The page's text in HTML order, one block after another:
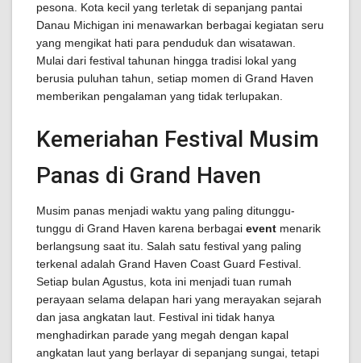
pesona. Kota kecil yang terletak di sepanjang pantai
Danau Michigan ini menawarkan berbagai kegiatan seru
yang mengikat hati para penduduk dan wisatawan.
Mulai dari festival tahunan hingga tradisi lokal yang
berusia puluhan tahun, setiap momen di Grand Haven
memberikan pengalaman yang tidak terlupakan.
Kemeriahan Festival Musim
Panas di Grand Haven
Musim panas menjadi waktu yang paling ditunggu-
tunggu di Grand Haven karena berbagai event menarik
berlangsung saat itu. Salah satu festival yang paling
terkenal adalah Grand Haven Coast Guard Festival.
Setiap bulan Agustus, kota ini menjadi tuan rumah
perayaan selama delapan hari yang merayakan sejarah
dan jasa angkatan laut. Festival ini tidak hanya
menghadirkan parade yang megah dengan kapal
angkatan laut yang berlayar di sepanjang sungai, tetapi